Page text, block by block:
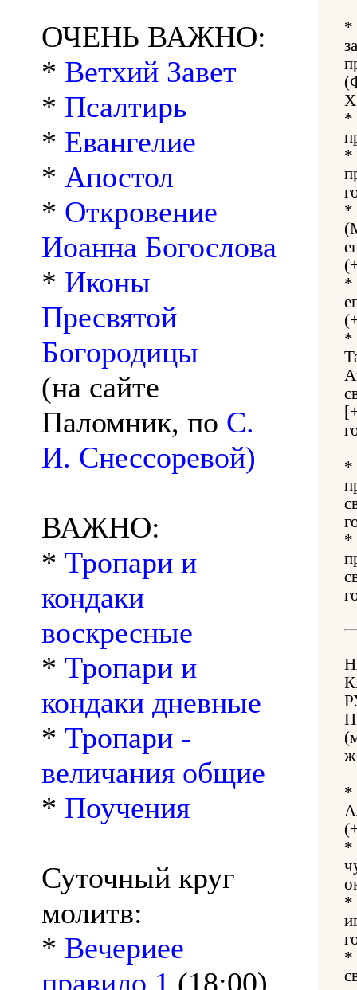
ОЧЕНЬ ВАЖНО:
* Ветхий Завет
* Псалтирь
* Евангелие
* Апостол
* Откровение
Иоанна Богослова
* Иконы
Пресвятой
Богородицы
(на сайте
Паломник, по С.
И. Снессоревой)
ВАЖНО:
* Тропари и
кондаки
воскресные
* Тропари и
кондаки дневные
* Тропари -
величания общие
* Поучения
Суточный круг
молитв:
* Вечериее
правило 1 (18:00)
*
*
*
*
*
*
*
*
*
*
*
*